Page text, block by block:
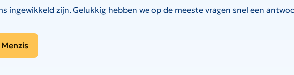
ingewikkeld zijn. Gelukkig hebben we op de meeste vragen snel een